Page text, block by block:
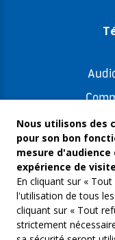
Nous utilisons des
pour son bon
mesure
expérience de
En cliquant sur «
l'utilisation de tous
cliquant sur « Tout
strictement